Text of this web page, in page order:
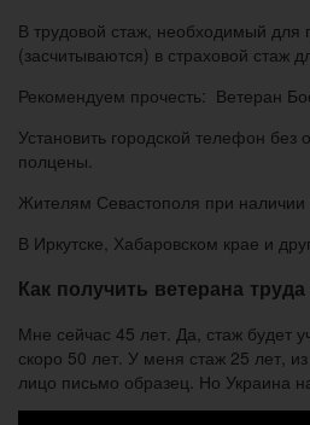
В трудовой стаж, необходимый для
(засчитываются) в страховой стаж
Рекомендуем прочесть: Ветеран
Установить городской телефон
полцены.
Жителям Севастополя при наличии
В Иркутске, Хабаровском крае и
Как получить ветерана
Мне сейчас 45 лет. Да, стаж будет
скоро 50 лет. У меня стаж 25 лет,
лицо письмо образец. Но Украина